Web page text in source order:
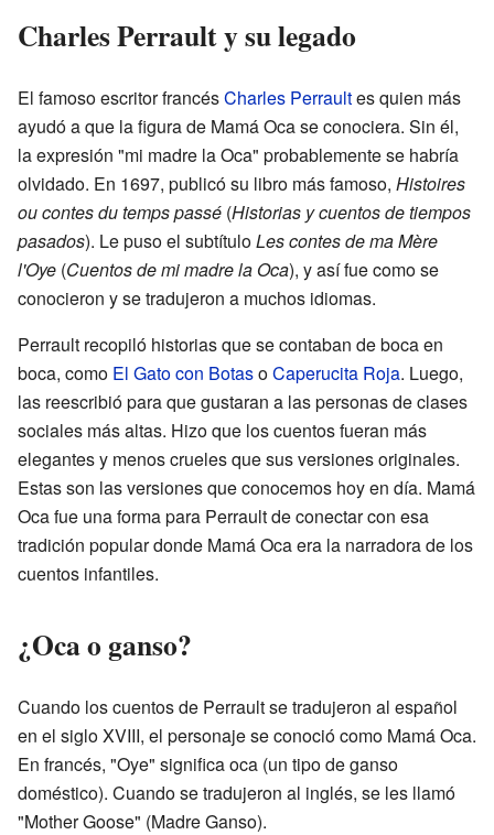
Charles Perrault y su legado
El famoso escritor francésCharles Perraultes quien más
ayudó a que la figura de Mamá Oca se conociera. Sin él,
la expresión "mi madre la Oca" probablemente se habría
olvidado. En 1697, publicó su libro más famoso, Histoires
ou contes du temps passé (Historias y cuentos de tiempos
pasados). Le puso el subtítuloLes contes de ma Mère
l'Oye (Cuentos de mi madre la Oca), y así fue como se
conocieron y se tradujeron a muchos idiomas.
Perrault recopiló historias que se contaban de boca en
boca, como El Gato con BotasoCaperucita Roja. Luego,
las reescribió para que gustaran a las personas de clases
sociales más altas. Hizo que los cuentos fueran más
elegantes y menos crueles que sus versiones originales.
Estas son las versiones que conocemos hoy en día. Mamá
Oca fue una forma para Perrault de conectar con esa
tradición popular donde Mamá Oca era la narradora de los
cuentos infantiles.
¿Oca o ganso?
Cuando los cuentos de Perrault se tradujeron al español
en el siglo XVIII, el personaje se conoció como Mamá Oca.
En francés, "Oye" significa oca (un tipo de ganso
doméstico). Cuando se tradujeron al inglés, se les llamó
"Mother Goose" (Madre Ganso).